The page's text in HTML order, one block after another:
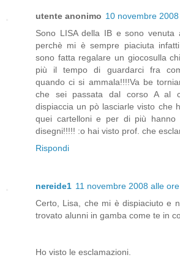
utente anonimo 10 novembre
Sono LISA della IB e sono venuta
perchè mi è sempre piaciuta
sono fatta regalare un giocosulla
più il tempo di guardarci fra
quando ci si ammala!!!!Va be
che sei passata dal corso A al
dispiaccia un pò lasciarle visto che
quei cartelloni e per di più
disegni!!!!! :o hai visto prof. che
Rispondi
nereide1 11 novembre 2008 alle
Certo, Lisa, che mi è dispiaciuto e
trovato alunni in gamba come te in
Ho visto le esclamazioni.